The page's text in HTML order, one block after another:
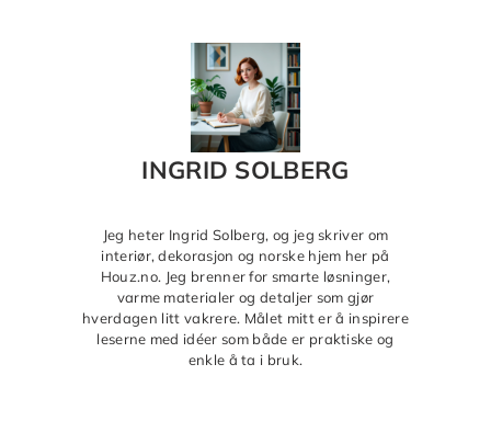
INGRID SOLBERG
Jeg heter Ingrid Solberg, og jeg skriver om
interiør, dekorasjon og norske hjem her på
Houz.no. Jeg brenner for smarte løsninger,
varme materialer og detaljer som gjør
hverdagen litt vakrere. Målet mitt er å inspirere
leserne med idéer som både er praktiske og
enkle å ta i bruk.